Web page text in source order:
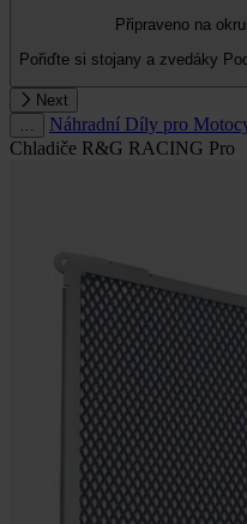
Připraveno na
Pořiďte si stojany a zvedáky
Next
Náhradní Díly pro
Chladiče R&G RACING Pro